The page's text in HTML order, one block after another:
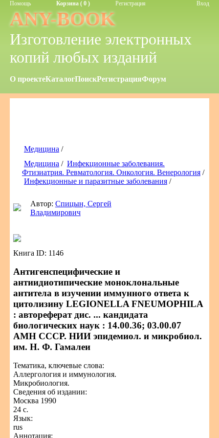
Помощь Корзина ( 0 ) Регистрация Вход
ANY-BOOK
Изготовление электронных
копий любых изданий
О проектеКаталогПоискРегистрацияФорум
Медицина /
Медицина / Инфекционные заболевания.
Фтизиатрия. Ревматология. Онкология. Венерология /
Инфекционные и паразитные заболевания /
Автор: Спицын, Сергей
Владимирович
Книга ID: 1146
Антигенспецифические и
антиидиотипические моноклональные
антитела в изучении иммунного ответа к
цитолизину LEGIONELLA FNEUMOPHILA
: автореферат дис. ... кандидата
биологических наук : 14.00.36; 03.00.07
АМН СССР. НИИ эпидемиол. и микробиол.
им. Н. Ф. Гамалеи
Тематика, ключевые слова:
Аллергология и иммунология.
Микробиология.
Сведения об издании:
Москва 1990
24 с.
Язык:
rus
Аннотация: